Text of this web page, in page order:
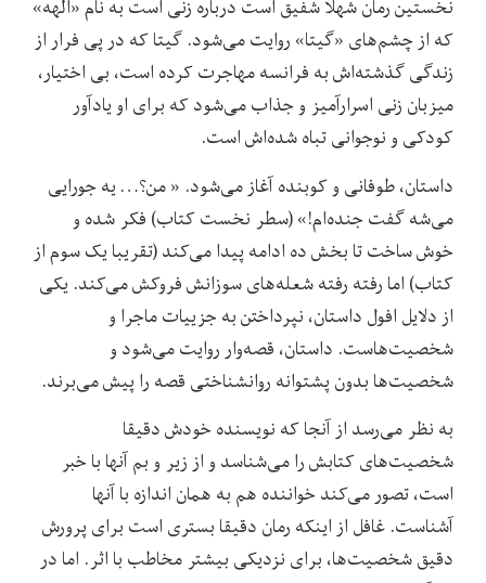
نخستین رمان شهلا شفیق است درباره زنی است به نام «الهه»
که از چشم‌های «گیتا» روایت می‌شود. گیتا که در پی فرار از
زندگی گذشته‌اش به فرانسه مهاجرت کرده است، بی اختیار،
میزبان زنی اسرارآمیز و جذاب می‌شود که برای او یادآور
کودکی و نوجوانی تباه شده‌اش است.
داستان، طوفانی و کوبنده آغاز می‌شود. « من؟… یه جورایی
می‌شه گفت جنده‌ام!» (سطر نخست کتاب) فکر شده و
خوش ساخت تا بخش ده ادامه پیدا می‌کند (تقریبا یک سوم از
کتاب) اما رفته رفته شعله‌های سوزانش فروکش می‌کند. یکی
از دلایل افول داستان، نپرداختن به جزییات ماجرا و
شخصیت‌هاست. داستان‌، قصه‌وار روایت می‌شود و
شخصیت‌ها بدون پشتوانه روانشناختی قصه را پیش می‌برند.
به نظر می‌رسد از آنجا که نویسنده خودش دقیقا
شخصیت‌های کتابش را می‌شناسد و از زیر و بم آنها با خبر
است، تصور می‌کند خواننده هم به همان اندازه با آنها
آشناست. غافل از اینکه رمان دقیقا بستری است برای پرورش
دقیق شخصیت‌‌ها، برای نزدیکی بیشتر مخاطب با اثر. اما در